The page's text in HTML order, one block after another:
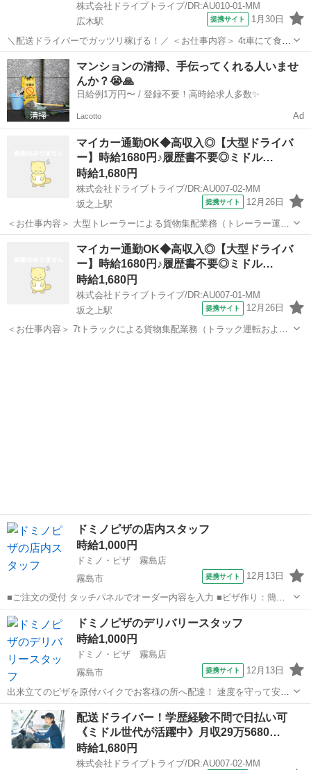
株式会社ドライブトライブ/DR:AU010-01-MM
広木駅
提携サイト 1月30日
＼配送ドライバーでガッツリ稼げる！／ ＜お仕事内容＞ 4t車にて食品
の配送業務及び付随する業務 ■車種・内容：DR:4t ■商品：食品 ■配送
先：センター間 ■配送件数：日によるが少ない ＜必須資格＞ 中型免
許(8t限...
鹿児島 鹿児島市 デリバリー
マンションの清掃、手伝ってくれる人いませ
んか？😭🙏
日給例1万円〜 / 登録不要！高時給求人多数✨
Lacotto Ad
マイカー通勤OK◆高収入◎【大型ドライバ
ー】時給1680円♪履歴書不要◎ミドル…
時給1,680円
株式会社ドライブトライブ/DR:AU007-02-MM
坂之上駅
提携サイト 12月26日
＜お仕事内容＞ 大型トレーラーによる貨物集配業務（トレーラー運転
および付帯業務） ■車種・内容：DR:大型＋作業 ■商品：その他 ■配送
先：ヤマト運輸(姶良)センターなど ■配送件数：3～5件 ＜必須資格
＞ 大型免許MT...
坂之上駅 デリバリー
マイカー通勤OK◆高収入◎【大型ドライバ
ー】時給1680円♪履歴書不要◎ミドル…
時給1,680円
株式会社ドライブトライブ/DR:AU007-01-MM
坂之上駅
提携サイト 12月26日
＜お仕事内容＞ 7tトラックによる貨物集配業務（トラック運転および
ドミノピザの店内スタッフ
時給1,000円
ドミノ・ピザ 霧島店
霧島市
提携サイト 12月13日
■ご注文の受付 タッチパネルでオーダー内容を入力 ■ピザ作り：簡単3
ステップで完成 (1)生地を伸ばす (2)チーズや具をトッピング (3)オーブ
ンに入れる ＜バイト初心者さんも安心！＞ 全てのポジションにトレー
ニングツ...
鹿児島 霧島市 デリバリー
ドミノピザのデリバリースタッフ
時給1,000円
ドミノ・ピザ 霧島店
霧島市
提携サイト 12月13日
出来立てのピザを原付バイクでお客様の所へ配達！ 速度を守って安全
運転しながら、 おいしいピザをお届けします♪ ■走る道はいつも同
じ！ 基本ルートはたったの4～5本。 ■基本は1件配達したらお店に戻
る！ 何箇所も覚える必要...
鹿児島 霧島市 デリバリー
配送ドライバー！学歴経験不問で日払い可
《ミドル世代が活躍中》月収29万5680…
時給1,680円
株式会社ドライブトライブ/DR:AU007-02-MM